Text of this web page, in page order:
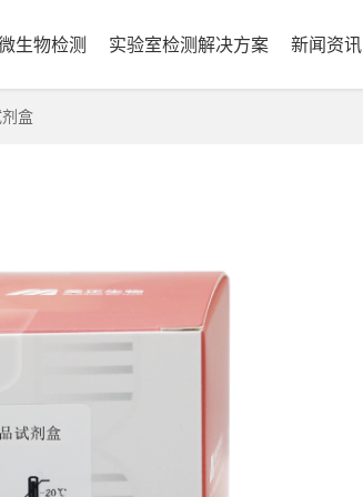
生物检测 实验室检测解决方案 新闻资讯
盒